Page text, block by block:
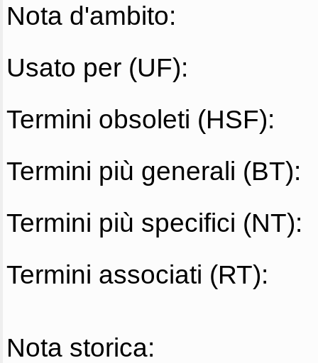
Nota d'ambito:
Usato per (UF):
Termini obsoleti (HSF):
Termini più generali (BT):
Termini più specifici (NT):
Termini associati (RT):
Nota storica: